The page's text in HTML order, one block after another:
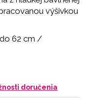
výšivkou
62 cm /
doručenia